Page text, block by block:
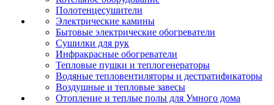
Полотенцесушители
Электрические камины
Бытовые электрические обогреватели
Сушилки для рук
Инфракрасные обогреватели
Тепловые пушки и теплогенераторы
Водяные тепловентиляторы и дестратификаторы
Воздушные и тепловые завесы
Отопление и теплые полы для Умного дома